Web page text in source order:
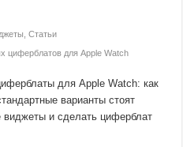
,Статьи
циферблатов для Apple Watch
для Apple Watch: как
варианты стоят
виджеты и сделать циферблат